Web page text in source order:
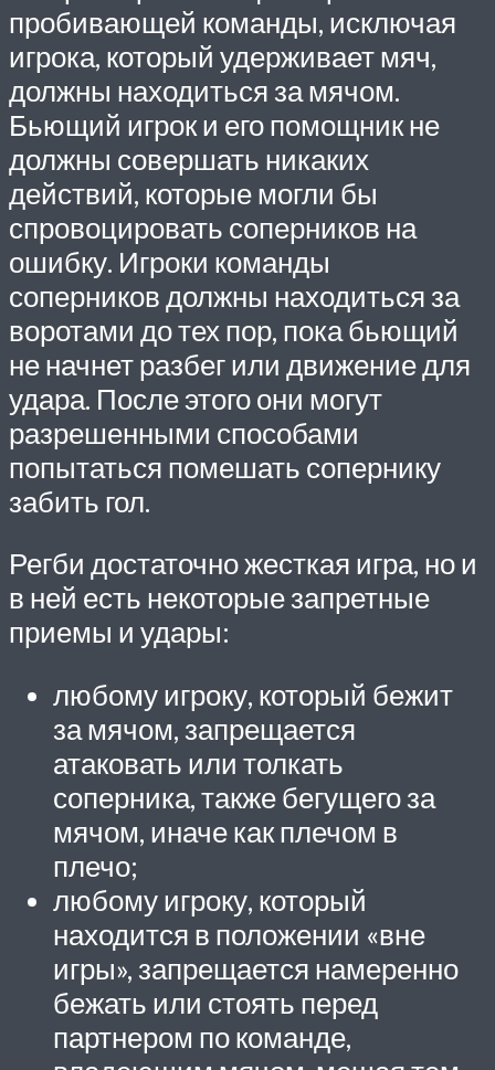
пробивающей команды, исключая
игрока, который удерживает мяч,
должны находиться за мячом.
Бьющий игрок и его помощник не
должны совершать никаких
действий, которые могли бы
спровоцировать соперников на
ошибку. Игроки команды
соперников должны находиться за
воротами до тех пор, пока бьющий
не начнет разбег или движение для
удара. После этого они могут
разрешенными способами
попытаться помешать сопернику
забить гол.
Регби достаточно жесткая игра, но и
в ней есть некоторые запретные
приемы и удары:
любому игроку, который бежит
за мячом, запрещается
атаковать или толкать
соперника, также бегущего за
мячом, иначе как плечом в
плечо;
любому игроку, который
находится в положении «вне
игры», запрещается намеренно
бежать или стоять перед
партнером по команде,